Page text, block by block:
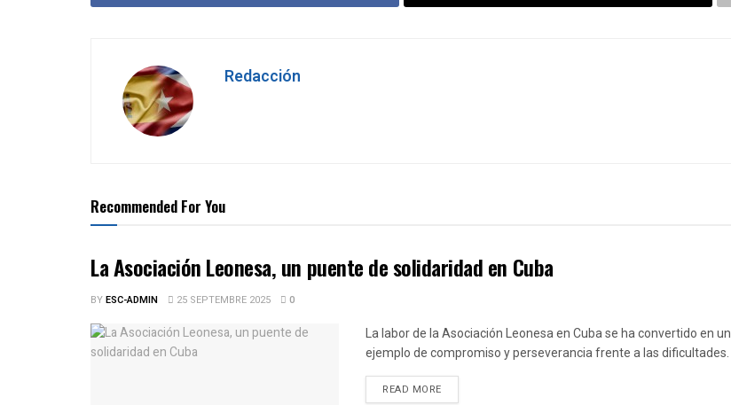
Redacción
Recommended For You
La Asociación Leonesa, un puente de solidaridad en Cuba
BYESC-ADMIN 25 SEPTEMBRE 2025 0
La labor de la Asociación Leonesa en Cuba se ha convertido en un
ejemplo de compromiso y perseverancia frente a las dificultades.
READ MOREDETAILS